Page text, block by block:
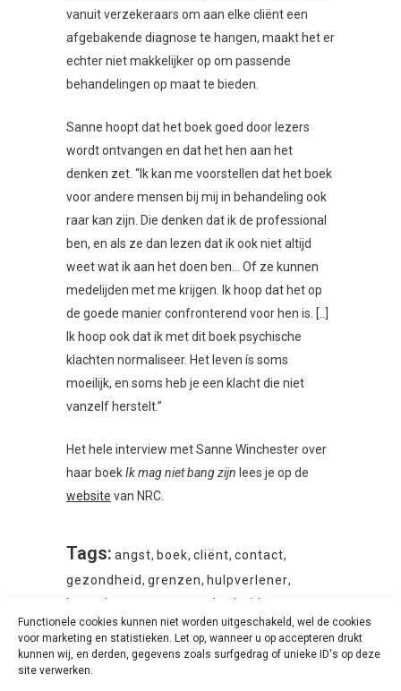
Functionele cookies kunnen niet worden uitgeschakeld, wel de cookies
voor marketing en statistieken. Let op, wanneer u op accepteren drukt
kunnen wij, en derden, gegevens zoals surfgedrag of unieke ID's op deze
site verwerken.
vanuit verzekeraars om aan elke cliënt een
afgebakende diagnose te hangen, maakt het er
echter niet makkelijker op om passende
behandelingen op maat te bieden.
Sanne hoopt dat het boek goed door lezers
wordt ontvangen en dat het hen aan het
denken zet. “Ik kan me voorstellen dat het boek
voor andere mensen bij mij in behandeling ook
raar kan zijn. Die denken dat ik de professional
ben, en als ze dan lezen dat ik ook niet altijd
weet wat ik aan het doen ben… Of ze kunnen
medelijden met me krijgen. Ik hoop dat het op
de goede manier confronterend voor hen is. [..]
Ik hoop ook dat ik met dit boek psychische
klachten normaliseer. Het leven ís soms
moeilijk, en soms heb je een klacht die niet
vanzelf herstelt.”
Het hele interview met Sanne Winchester over
haar boekIk mag niet bang zijn lees je op de
website van NRC.
Tags: angst, boek, cliënt, contact,
gezondheid, grenzen, hulpverlener,
kwetsbaar
onzekerheid
paniekaanval, psycholoog,therapeut,
verantwoordelijkheid